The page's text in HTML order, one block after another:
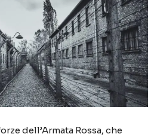
dell’Armata Rossa, che